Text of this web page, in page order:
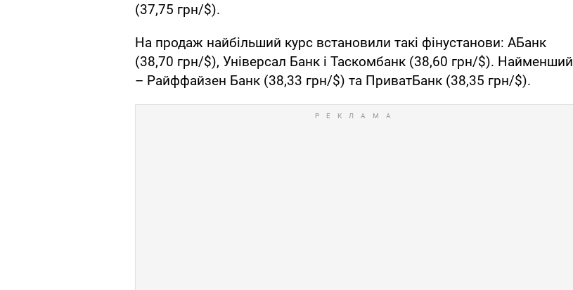
(37,75 грн/$).
На продаж найбільший курс встановили такі фінустанови: АБанк
(38,70 грн/$), Універсал Банк і Таскомбанк (38,60 грн/$). Найменший
– Райффайзен Банк (38,33 грн/$) та ПриватБанк (38,35 грн/$).